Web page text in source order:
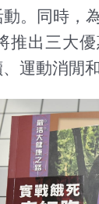
。同時，
推出三大
運動消閒